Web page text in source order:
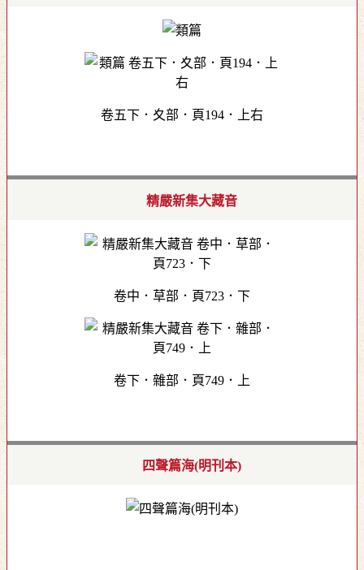
卷五下．夊部．頁194．上右
精嚴新集大藏音
卷中．草部．頁723．下
卷下．雜部．頁749．上
四聲篇海(明刊本)